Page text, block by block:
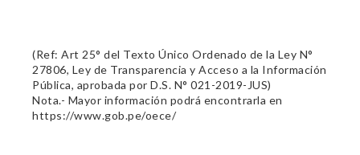
(Ref: Art 25° del Texto Único Ordenado de la Ley N°
27806, Ley de Transparencia y Acceso a la Información
Pública, aprobada por D.S. N° 021-2019-JUS)
Nota.- Mayor información podrá encontrarla en
https://www.gob.pe/oece/